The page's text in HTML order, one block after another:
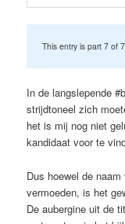
This entry is part 7 of
In de langslepende
strijdtoneel zich
het is mij nog niet
kandidaat voor te
Dus hoewel de
vermoeden, is het
De aubergine uit de